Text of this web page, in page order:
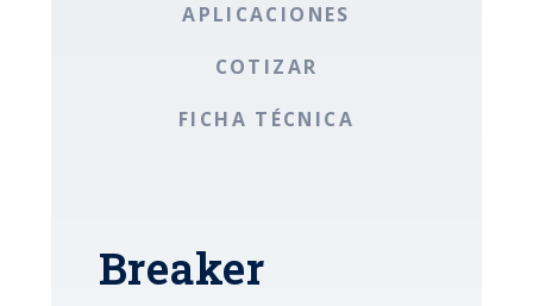
APLICACIONES
COTIZAR
FICHA TÉCNICA
Breaker